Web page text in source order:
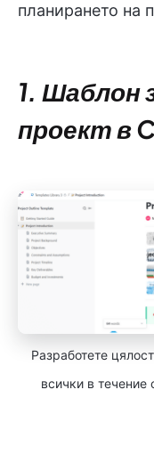
планирането на
1. Шаблон
проект в
Разработете
всички в течение